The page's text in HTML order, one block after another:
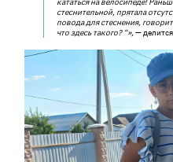
кататься на велосипеде!
стеснительной, прятала
повода для стеснения,
что здесь такого? “», —